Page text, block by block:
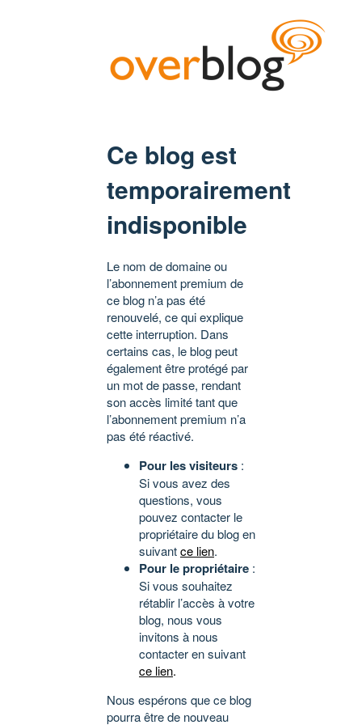
Ce blog est
temporairement
indisponible
Le nom de domaine ou
l’abonnement premium de
ce blog n’a pas été
renouvelé, ce qui explique
cette interruption. Dans
certains cas, le blog peut
également être protégé par
un mot de passe, rendant
son accès limité tant que
l’abonnement premium n’a
pas été réactivé.
Pour les visiteurs :
Si vous avez des
questions, vous
pouvez contacter le
propriétaire du blog en
suivantce lien.
Pour le propriétaire :
Si vous souhaitez
rétablir l’accès à votre
blog, nous vous
invitons à nous
contacter en suivant
ce lien.
Nous espérons que ce blog
pourra être de nouveau